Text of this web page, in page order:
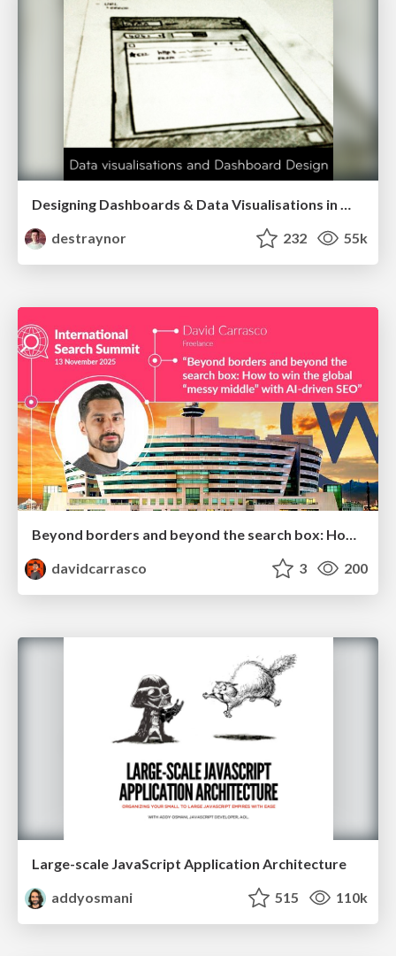
Designing Dashboards & Data Visualisations in Web Apps
destraynor
232 55k
Beyond borders and beyond the search box: How to win the global "messy middle" with AI-driven SEO
davidcarrasco
3 200
Large-scale JavaScript Application Architecture
addyosmani
515 110k